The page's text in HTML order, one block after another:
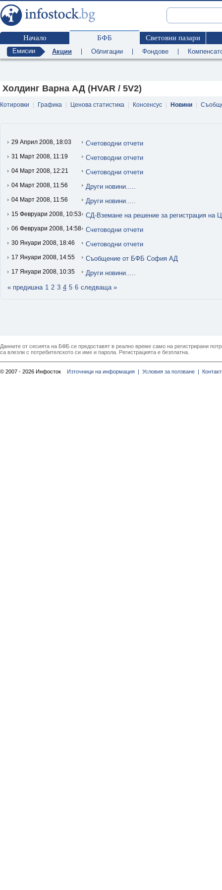
Начало БФБ Световни пазари
Емисии Акции Облигации Фондове
Холдинг Варна АД (HVAR / 5V2)
Котировки Графика Ценова статистика Консенсус Новини
29 Април 2008, 18:03 Счетоводни отчети
31 Март 2008, 11:19 Счетоводни отчети
04 Март 2008, 12:21 Счетоводни отчети
04 Март 2008, 11:56 Други новини.....
04 Март 2008, 11:56 Други новини.....
15 Февруари 2008, 10:53 СД-Вземане на решение за регистрация на
06 Февруари 2008, 14:58 Счетоводни отчети
30 Януари 2008, 18:46 Счетоводни отчети
17 Януари 2008, 14:55 Съобщение от БФБ София АД
17 Януари 2008, 10:35
Други новини.....
« предишна 1 2 3 4 5 6 следваща »
Данните от сесията на БФБ се предоставят в реално време само на регистрирани
са влезли с потребителското си име и парола. Регистрацията е безплатна.
© 2007 - 2026 Инфосток Източници на информация | Условия за ползване |